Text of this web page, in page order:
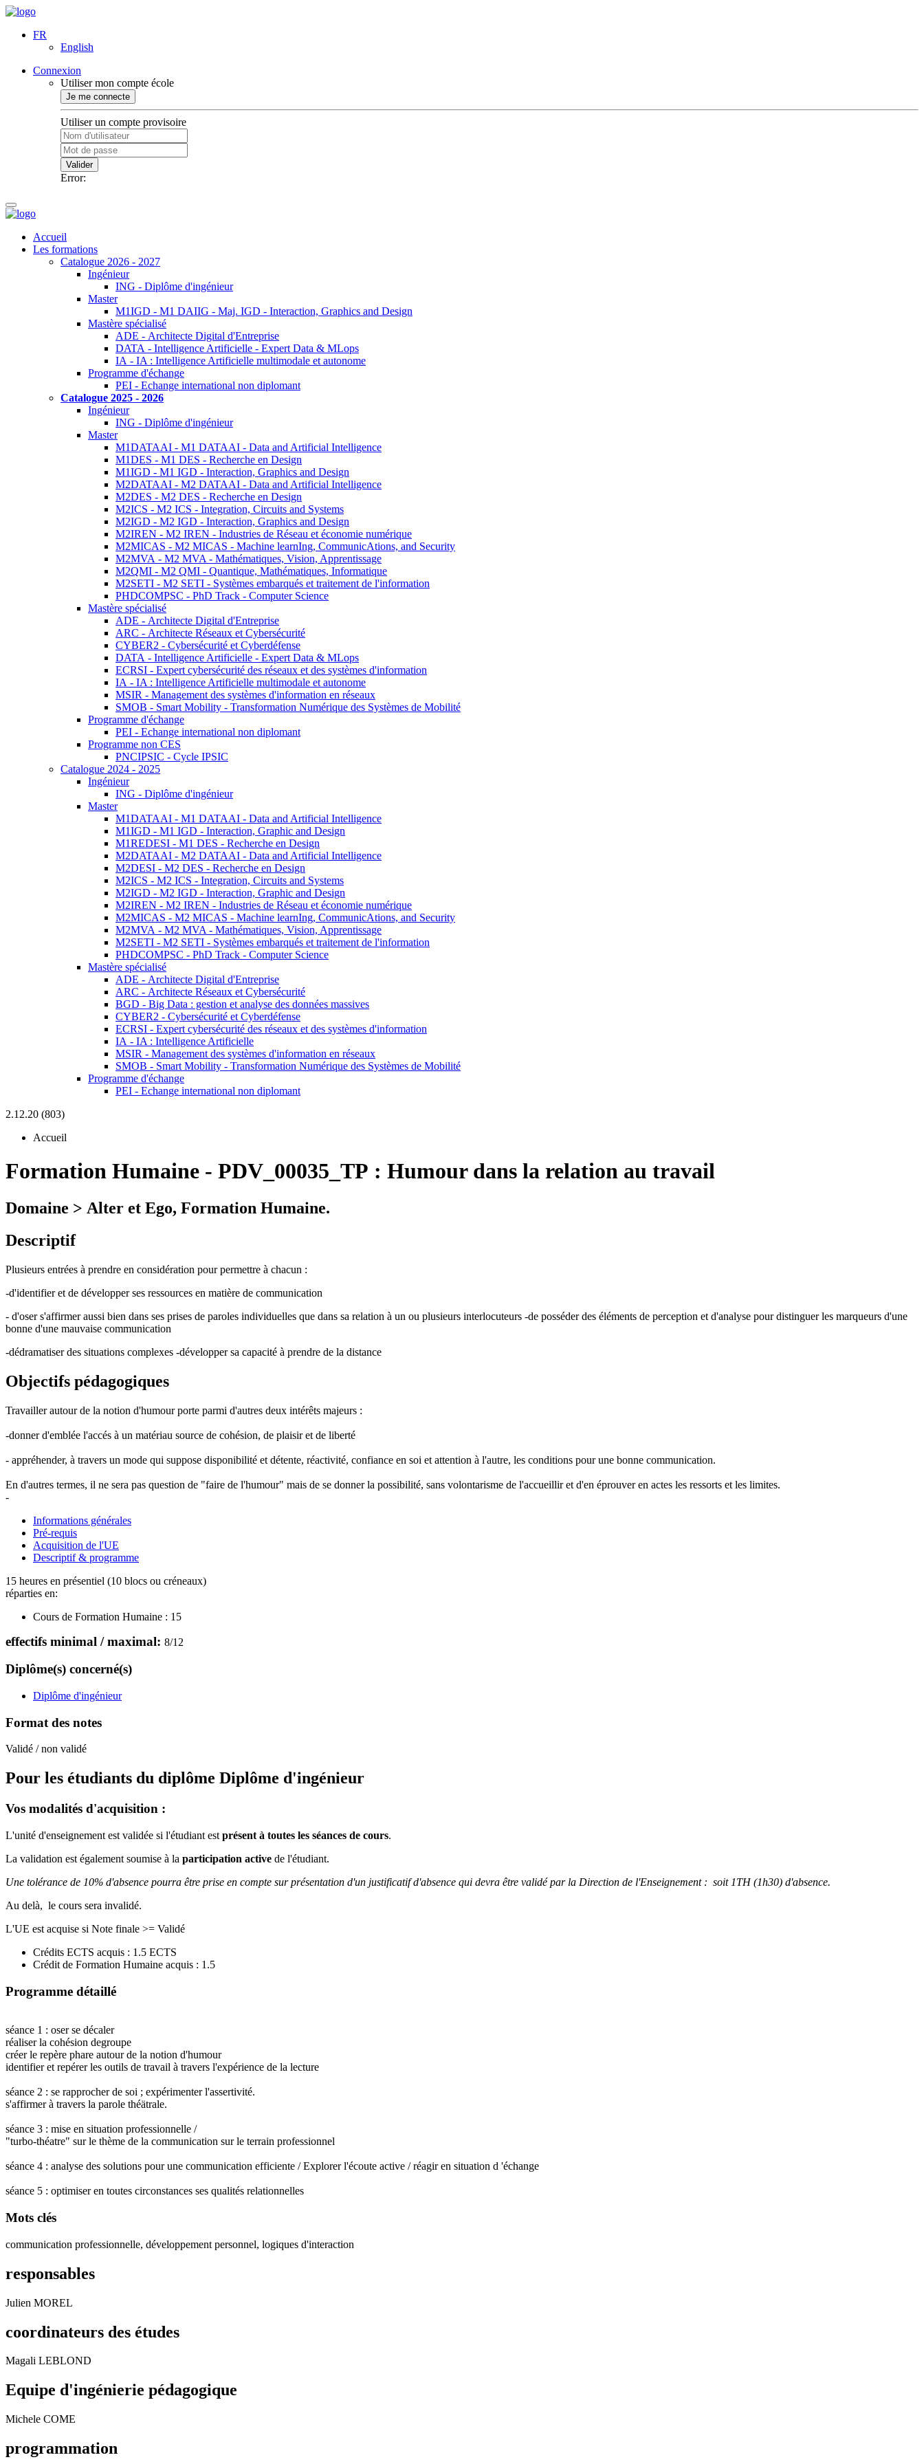
FR
English
Connexion
Utiliser mon compte école
Je me connecte
Utiliser un compte provisoire
Valider
Error:
Accueil
Les formations
Catalogue 2026 - 2027
Ingénieur
ING - Diplôme d'ingénieur
Master
M1IGD - M1 DAIIG - Maj. IGD - Interaction, Graphics and Design
Mastère spécialisé
ADE - Architecte Digital d'Entreprise
DATA - Intelligence Artificielle - Expert Data & MLops
IA - IA : Intelligence Artificielle multimodale et autonome
Programme d'échange
PEI - Echange international non diplomant
Catalogue 2025 - 2026
Ingénieur
ING - Diplôme d'ingénieur
Master
M1DATAAI - M1 DATAAI - Data and Artificial Intelligence
M1DES - M1 DES - Recherche en Design
M1IGD - M1 IGD - Interaction, Graphics and Design
M2DATAAI - M2 DATAAI - Data and Artificial Intelligence
M2DES - M2 DES - Recherche en Design
M2ICS - M2 ICS - Integration, Circuits and Systems
M2IGD - M2 IGD - Interaction, Graphics and Design
M2IREN - M2 IREN - Industries de Réseau et économie numérique
M2MICAS - M2 MICAS - Machine learnIng, CommunicAtions, and Security
M2MVA - M2 MVA - Mathématiques, Vision, Apprentissage
M2QMI - M2 QMI - Quantique, Mathématiques, Informatique
M2SETI - M2 SETI - Systèmes embarqués et traitement de l'information
PHDCOMPSC - PhD Track - Computer Science
Mastère spécialisé
ADE - Architecte Digital d'Entreprise
ARC - Architecte Réseaux et Cybersécurité
CYBER2 - Cybersécurité et Cyberdéfense
DATA - Intelligence Artificielle - Expert Data & MLops
ECRSI - Expert cybersécurité des réseaux et des systèmes d'information
IA - IA : Intelligence Artificielle multimodale et autonome
MSIR - Management des systèmes d'information en réseaux
SMOB - Smart Mobility - Transformation Numérique des Systèmes de Mobilité
Programme d'échange
PEI - Echange international non diplomant
Programme non CES
PNCIPSIC - Cycle IPSIC
Catalogue 2024 - 2025
Ingénieur
ING - Diplôme d'ingénieur
Master
M1DATAAI - M1 DATAAI - Data and Artificial Intelligence
M1IGD - M1 IGD - Interaction, Graphic and Design
M1REDESI - M1 DES - Recherche en Design
M2DATAAI - M2 DATAAI - Data and Artificial Intelligence
M2DESI - M2 DES - Recherche en Design
M2ICS - M2 ICS - Integration, Circuits and Systems
M2IGD - M2 IGD - Interaction, Graphic and Design
M2IREN - M2 IREN - Industries de Réseau et économie numérique
M2MICAS - M2 MICAS - Machine learnIng, CommunicAtions, and Security
M2MVA - M2 MVA - Mathématiques, Vision, Apprentissage
M2SETI - M2 SETI - Systèmes embarqués et traitement de l'information
PHDCOMPSC - PhD Track - Computer Science
Mastère spécialisé
ADE - Architecte Digital d'Entreprise
ARC - Architecte Réseaux et Cybersécurité
BGD - Big Data : gestion et analyse des données massives
CYBER2 - Cybersécurité et Cyberdéfense
ECRSI - Expert cybersécurité des réseaux et des systèmes d'information
IA - IA : Intelligence Artificielle
MSIR - Management des systèmes d'information en réseaux
SMOB - Smart Mobility - Transformation Numérique des Systèmes de Mobilité
Programme d'échange
PEI - Echange international non diplomant
2.12.20 (803)
Accueil
Formation Humaine - PDV_00035_TP : Humour dans la relation au travail
Domaine > Alter et Ego, Formation Humaine.
Descriptif
Plusieurs entrées à prendre en considération pour permettre à chacun :
-d'identifier et de développer ses ressources en matière de communication
- d'oser s'affirmer aussi bien dans ses prises de paroles individuelles que dans sa relation à un ou plusieurs interlocuteurs -de posséder des éléments de perception et d'analyse pour distinguer les marqueurs d'une
bonne d'une mauvaise communication
-dédramatiser des situations complexes -développer sa capacité à prendre de la distance
Objectifs pédagogiques
Travailler autour de la notion d'humour porte parmi d'autres deux intérêts majeurs :
-donner d'emblée l'accés à un matériau source de cohésion, de plaisir et de liberté
- appréhender, à travers un mode qui suppose disponibilité et détente, réactivité, confiance en soi et attention à l'autre, les conditions pour une bonne communication.
En d'autres termes, il ne sera pas question de "faire de l'humour" mais de se donner la possibilité, sans volontarisme de l'accueillir et d'en éprouver en actes les ressorts et les limites.
-
Informations générales
Pré-requis
Acquisition de l'UE
Descriptif & programme
15 heures en présentiel (10 blocs ou créneaux)
réparties en:
Cours de Formation Humaine : 15
effectifs minimal / maximal: 8/12
Diplôme(s) concerné(s)
Diplôme d'ingénieur
Format des notes
Validé / non validé
Pour les étudiants du diplôme Diplôme d'ingénieur
Vos modalités d'acquisition :
L'unité d'enseignement est validée si l'étudiant est présent à toutes les séances de cours.
La validation est également soumise à la participation active de l'étudiant.
Une tolérance de 10% d'absence pourra être prise en compte sur présentation d'un justificatif d'absence qui devra être validé par la Direction de l'Enseignement : soit 1TH (1h30) d'absence.
Au delà, le cours sera invalidé.
L'UE est acquise si Note finale >= Validé
Crédits ECTS acquis : 1.5 ECTS
Crédit de Formation Humaine acquis : 1.5
Programme détaillé
séance 1 : oser se décaler
réaliser la cohésion degroupe
créer le repère phare autour de la notion d'humour
identifier et repérer les outils de travail à travers l'expérience de la lecture
séance 2 : se rapprocher de soi ; expérimenter l'assertivité.
s'affirmer à travers la parole théätrale.
séance 3 : mise en situation professionnelle /
"turbo-théatre" sur le thème de la communication sur le terrain professionnel
séance 4 : analyse des solutions pour une communication efficiente / Explorer l'écoute active / réagir en situation d 'échange
séance 5 : optimiser en toutes circonstances ses qualités relationnelles
Mots clés
communication professionnelle, développement personnel, logiques d'interaction
responsables
Julien MOREL
coordinateurs des études
Magali LEBLOND
Equipe d'ingénierie pédagogique
Michele COME
programmation